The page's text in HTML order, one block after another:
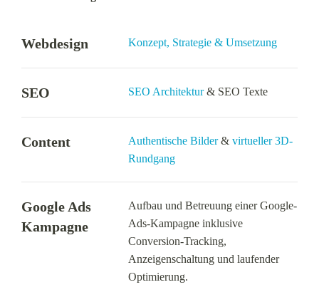
Webdesign Konzept, Strategie & Umsetzung
SEO SEO Architektur& SEO Texte
Content Authentische Bilder& virtueller 3D-
Rundgang
Google Ads
Kampagne
Aufbau und Betreuung einer Google-
Ads-Kampagne inklusive
Conversion-Tracking,
Anzeigenschaltung und laufender
Optimierung.